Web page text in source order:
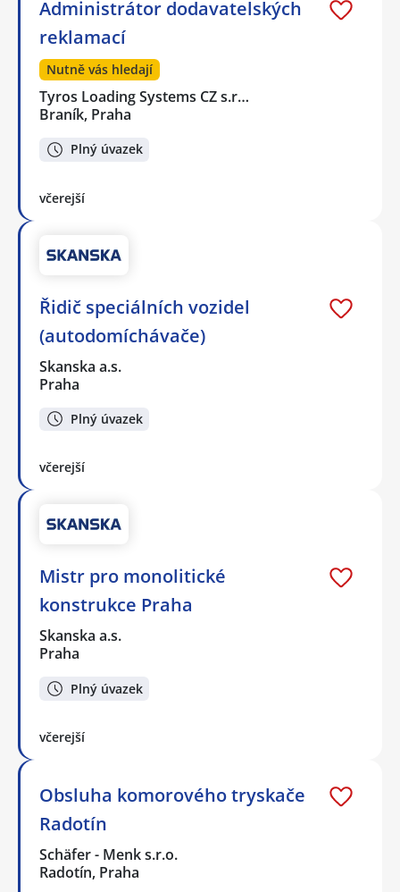
Administrátor dodavatelských
reklamací
Nutně vás hledají
Tyros Loading Systems CZ s.r…
Braník, Praha
Plný úvazek
včerejší
Řidič speciálních vozidel
(autodomíchávače)
Skanska a.s.
Praha
Plný úvazek
včerejší
Mistr pro monolitické
konstrukce Praha
Skanska a.s.
Praha
Plný úvazek
včerejší
Obsluha komorového tryskače
Radotín
Schäfer - Menk s.r.o.
Radotín, Praha